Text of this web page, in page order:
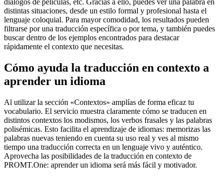
diálogos de películas, etc. Gracias a ello, puedes ver una palabra en
distintas situaciones, desde un estilo formal y profesional hasta el
lenguaje coloquial. Para mayor comodidad, los resultados pueden
filtrarse por una traducción específica o por tema, y también puedes
buscar dentro de los ejemplos encontrados para destacar
rápidamente el contexto que necesitas.
Cómo ayuda la traducción en contexto a
aprender un idioma
Al utilizar la sección «Contextos» amplías de forma eficaz tu
vocabulario. El servicio muestra claramente cómo se traducen en
distintos contextos los modismos, los verbos frasales y las palabras
polisémicas. Esto facilita el aprendizaje de idiomas: memorizas las
palabras nuevas teniendo en cuenta su uso real y ves al mismo
tiempo una traducción correcta en un lenguaje vivo y auténtico.
Aprovecha las posibilidades de la traducción en contexto de
PROMT.One: aprender un idioma será más fácil y motivador.